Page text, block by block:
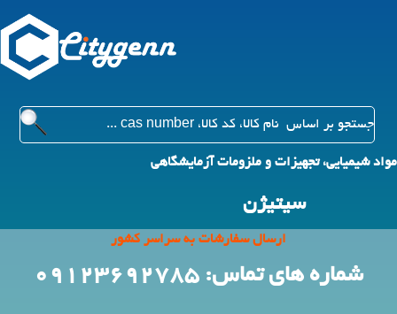
مواد شیمیایی، تجهیزات و ملزومات آزمایشگاهی
سیتیژن
ارسال سفارشات به سراسر کشور
شماره های تماس: 09123692785